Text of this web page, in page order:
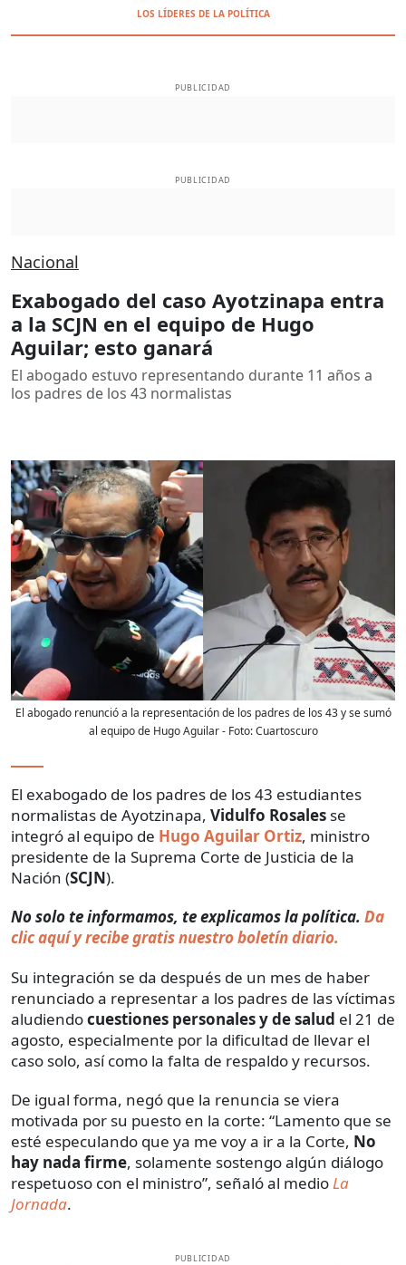
LOS LÍDERES DE LA POLÍTICA
PUBLICIDAD
PUBLICIDAD
Nacional
Exabogado del caso Ayotzinapa entra
a la SCJN en el equipo de Hugo
Aguilar; esto ganará
El abogado estuvo representando durante 11 años a
los padres de los 43 normalistas
El abogado renunció a la representación de los padres de los 43 y se sumó
al equipo de Hugo Aguilar- Foto:Cuartoscuro
El exabogado de los padres de los 43 estudiantes
normalistas de Ayotzinapa, Vidulfo Rosales se
integró al equipo de Hugo Aguilar Ortiz, ministro
presidente de la Suprema Corte de Justicia de la
Nación (SCJN).
No solo te informamos, te explicamos la política. Da
clic aquí y recibe gratis nuestro boletín diario.
Su integración se da después de un mes de haber
renunciado a representar a los padres de las víctimas
aludiendocuestiones personales y de salud el 21 de
agosto, especialmente por la dificultad de llevar el
caso solo, así como la falta de respaldo y recursos.
De igual forma, negó que la renuncia se viera
motivada por su puesto en la corte: “Lamento que se
esté especulando que ya me voy a ir a la Corte, No
hay nada firme, solamente sostengo algún diálogo
respetuoso con el ministro”, señaló al medioLa
Jornada.
PUBLICIDAD